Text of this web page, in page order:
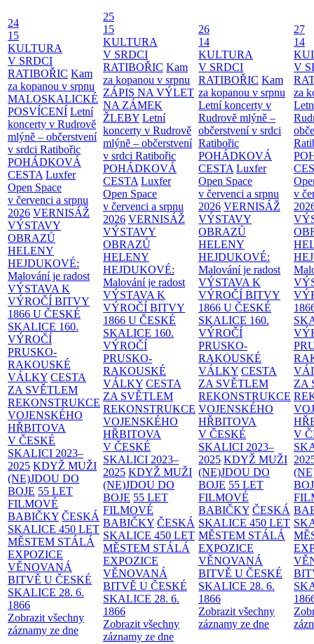
24
15
KULTURA
V SRDCI
RATIBOŘIC Kam
za kopanou v srpnu
MALOSKALICKÉ
POSVÍCENÍ Letní
koncerty v Rudrově
mlýně – občerstvení
v srdci Ratibořic
POHÁDKOVÁ
CESTA Luxfer
Open Space
v červenci a srpnu
2026 VERNISÁŽ
VÝSTAVY
OBRAZŮ
HELENY
HEJDUKOVÉ:
Malování je radost
VÝSTAVA K
VÝROČÍ BITVY
1866 U ČESKÉ
SKALICE 160.
VÝROČÍ
PRUSKO-
RAKOUSKÉ
VÁLKY CESTA
ZA SVĚTLEM
REKONSTRUKCE
VOJENSKÉHO
HŘBITOVA
V ČESKÉ
SKALICI 2023–
2025 KDYŽ MUŽI
(NE)JDOU DO
BOJE 55 LET
FILMOVÉ
BABIČKY ČESKÁ
SKALICE 450 LET
MĚSTEM STÁLÁ
EXPOZICE
VĚNOVANÁ
BITVĚ U ČESKÉ
SKALICE 28. 6.
1866
Zobrazit všechny
záznamy ze dne
25
15
KULTURA
V SRDCI
RATIBOŘIC Kam
za kopanou v srpnu
ZÁPIS NA VÝLET
NA ZÁMEK
ŽLEBY Letní
koncerty v Rudrově
mlýně – občerstvení
v srdci Ratibořic
POHÁDKOVÁ
CESTA Luxfer
Open Space
v červenci a srpnu
2026 VERNISÁŽ
VÝSTAVY
OBRAZŮ
HELENY
HEJDUKOVÉ:
Malování je radost
VÝSTAVA K
VÝROČÍ BITVY
1866 U ČESKÉ
SKALICE 160.
VÝROČÍ
PRUSKO-
RAKOUSKÉ
VÁLKY CESTA
ZA SVĚTLEM
REKONSTRUKCE
VOJENSKÉHO
HŘBITOVA
V ČESKÉ
SKALICI 2023–
2025 KDYŽ MUŽI
(NE)JDOU DO
BOJE 55 LET
FILMOVÉ
BABIČKY ČESKÁ
SKALICE 450 LET
MĚSTEM STÁLÁ
EXPOZICE
VĚNOVANÁ
BITVĚ U ČESKÉ
SKALICE 28. 6.
1866
Zobrazit všechny
záznamy ze dne
26
14
KULTURA
V SRDCI
RATIBOŘIC Kam
za kopanou v srpnu
Letní koncerty v
Rudrově mlýně –
občerstvení v srdci
Ratibořic
POHÁDKOVÁ
CESTA Luxfer
Open Space
v červenci a srpnu
2026 VERNISÁŽ
VÝSTAVY
OBRAZŮ
HELENY
HEJDUKOVÉ:
Malování je radost
VÝSTAVA K
VÝROČÍ BITVY
1866 U ČESKÉ
SKALICE 160.
VÝROČÍ
PRUSKO-
RAKOUSKÉ
VÁLKY CESTA
ZA SVĚTLEM
REKONSTRUKCE
VOJENSKÉHO
HŘBITOVA
V ČESKÉ
SKALICI 2023–
2025 KDYŽ MUŽI
(NE)JDOU DO
BOJE 55 LET
FILMOVÉ
BABIČKY ČESKÁ
SKALICE 450 LET
MĚSTEM STÁLÁ
EXPOZICE
VĚNOVANÁ
BITVĚ U ČESKÉ
SKALICE 28. 6.
1866
Zobrazit všechny
záznamy ze dne
27
14
V
za
v
ZA
V